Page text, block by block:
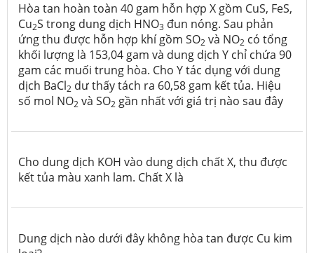
Hòa tan hoàn toàn 40 gam hỗn hợp X gồm CuS, FeS,
Cu2S trong dung dịch HNO3 đun nóng. Sau phản
ứng thu được hỗn hợp khí gồm SO2 và NO2 có tổng
khối lượng là 153,04 gam và dung dịch Y chỉ chứa 90
gam các muối trung hòa. Cho Y tác dụng với dung
dịch BaCl2 dư thấy tách ra 60,58 gam kết tủa. Hiệu
số mol NO2 và SO2 gần nhất với giá trị nào sau đây
Cho dung dịch KOH vào dung dịch chất X, thu được
kết tủa màu xanh lam. Chất X là
Dung dịch nào dưới đây không hòa tan được Cu kim